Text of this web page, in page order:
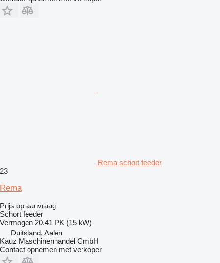
Rema schort feeder
23
Rema
Prijs op aanvraag
Schort feeder
Vermogen 20.41 PK (15 kW)
Duitsland, Aalen
Kauz Maschinenhandel GmbH
Contact opnemen met verkoper